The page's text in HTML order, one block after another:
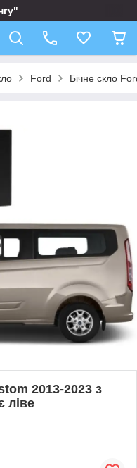
Ford Бічне скло
2013-2023 з
ліве